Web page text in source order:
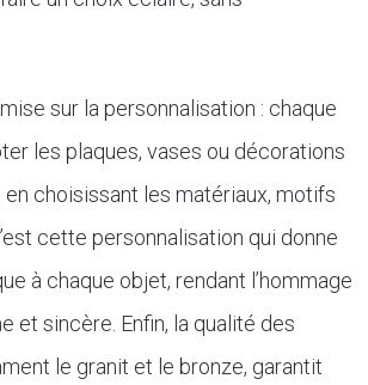
sur la personnalisation : chaque
les plaques, vases ou décorations
en choisissant les matériaux, motifs
cette personnalisation qui donne
à chaque objet, rendant l’hommage
et sincère. Enfin, la qualité des
le granit et le bronze, garantit